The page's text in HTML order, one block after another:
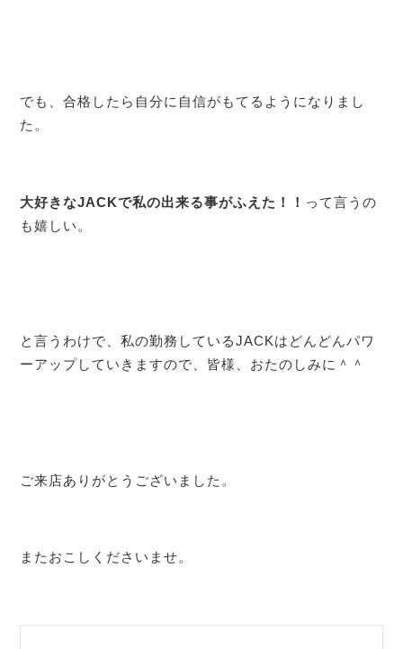
でも、合格したら自分に自信がもてるようになりまし
た。
大好きなJACKで私の出来る事がふえた！！ って言うの
も嬉しい。
と言うわけで、私の勤務しているJACKはどんどんパワ
ーアップしていきますので、皆様、おたのしみに＾＾
ご来店ありがとうございました。
またおこしくださいませ。